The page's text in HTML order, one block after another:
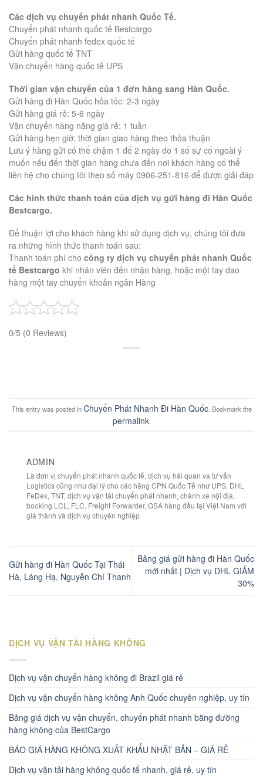
Các dịch vụ chuyển phát nhanh Quốc Tế.
Chuyển phát nhanh quốc tế Bestcargo
Chuyển phát nhanh fedex quốc tế
Gửi hàng quốc tế TNT
Vận chuyển hàng quốc tế UPS
Thời gian vận chuyển của 1 đơn hàng sang Hàn Quốc.
Gửi hàng đi Hàn Quốc hỏa tốc: 2-3 ngày
Gửi hàng giá rẻ: 5-6 ngày
Vận chuyển hàng nặng giá rẻ: 1 tuần
Gửi hàng hẹn giờ: thời gian giao hàng theo thỏa thuận
Lưu ý hàng gửi có thể chậm 1 đế 2 ngày do 1 số sự cố ngoài ý
muốn nếu đến thời gian hàng chưa đến nơi khách hàng có thể
liên hệ cho chúng tôi theo số máy 0906-251-816 để được giải đáp
Các hình thức thanh toán của dịch vụ gửi hàng đi Hàn Quốc
Bestcargo.
Để thuận lợi cho khách hàng khi sử dụng dịch vụ, chúng tôi đưa
ra những hình thức thanh toán sau:
Thanh toán phí cho công ty dịch vụ chuyển phát nhanh Quốc
tế Bestcargo khi nhân viên đến nhận hàng, hoặc một tay dao
hàng một tay chuyển khoản ngân Hàng
0/5 (0 Reviews)
This entry was posted inChuyển Phát Nhanh Đi Hàn Quốc. Bookmark the
permalink.
ADMIN
Là đơn vị chuyển phát nhanh quốc tế, dịch vụ hải quan va tư vấn
Logistics cũng như đại lý cho các hãng CPN Quốc Tế như UPS, DHL
FeDex, TNT, dịch vụ vận tải chuyển phát nhanh, chành xe nội địa,
booking LCL, FLC, Freight Forwarder, GSA hàng đầu tại Việt Nam với
giá thành và dịch vụ chuyên nghiệp
Gửi hàng đi Hàn Quốc Tại Thái
Hà, Láng Hạ, Nguyễn Chí Thanh
Bảng giá gửi hàng đi Hàn Quốc
mới nhất | Dịch vụ DHL GIẢM
30%
DỊCH VỤ VẬN TẢI HÀNG KHÔNG
Dịch vụ vận chuyển hàng không đi Brazil giá rẻ
Dịch vụ vận chuyển hàng không Anh Quốc chuyên nghiệp, uy tín
Bảng giá dịch vụ vận chuyển, chuyển phát nhanh bằng đường
hàng không của BestCargo
BÁO GIÁ HÀNG KHÔNG XUẤT KHẨU NHẬT BẢN – GIÁ RẺ
Dịch vụ vận tải hàng không quốc tế nhanh, giá rẻ, uy tín